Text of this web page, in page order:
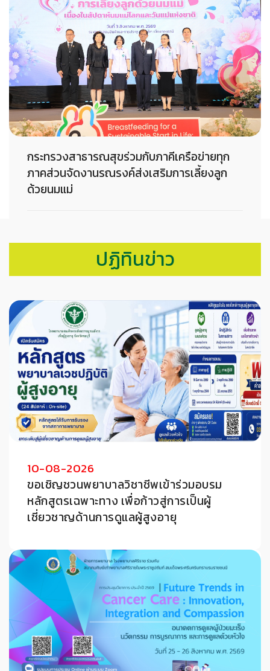
กระทรวงสาธารณสุขร่วมกับภาคีเครือข่ายทุก
ภาคส่วนจัดงานรณรงค์ส่งเสริมการเลี้ยงลูก
ด้วยนมแม่
ปฏิทินข่าว
10-08-2026
ขอเชิญชวนพยาบาลวิชาชีพเข้าร่วมอบรม
หลักสูตรเฉพาะทาง เพื่อก้าวสู่การเป็นผู้
เชี่ยวชาญด้านการดูแลผู้สูงอายุ